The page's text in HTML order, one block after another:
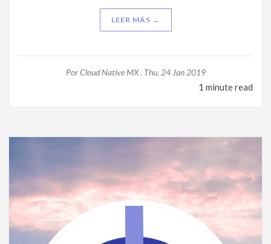
LEER MÁS →
PorCloud Native MX . Thu, 24 Jan 2019
1 minute read